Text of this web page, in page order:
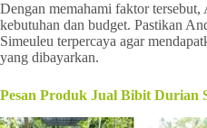
Dengan memahami faktor
kebutuhan dan budget. Pastikan
Simeuleu terpercaya agar
yang dibayarkan.
Pesan Produk Jual Bibit Durian